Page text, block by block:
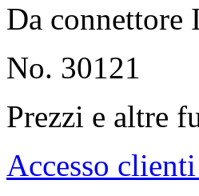
Da connettore
No. 30121
Prezzi e altre
Accesso